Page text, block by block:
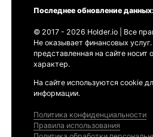
Последнее обновление
© 2017 - 2026 Holder.io | Все
Не оказывает финансовых
представленная на сайте носит
характер.
На сайте используются cookie
информации.
Политика конфиденциальности
Правила использования